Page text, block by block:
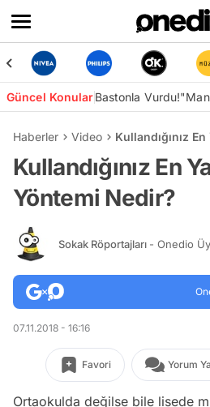
Güncel KonularBastonla Vurdu!
Haberler Video Kullandığınız
Kullandığınız En
Yöntemi Nedir?
Sokak Röportajları - Onedio
07.11.2018 - 16:16
Favori Yorum
Ortaokulda değilse bile lisede